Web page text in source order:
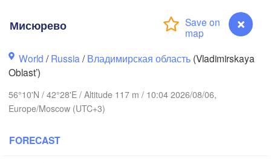
Мисюрево
World /Russia /Владимирская область (Vladimirskaya
Oblast’)
56°10'N / 42°28'E / Altitude 117 m / 10:04 2026/08/06,
Europe/Moscow (UTC+3)
FORECAST
Вологда
(Vologda)